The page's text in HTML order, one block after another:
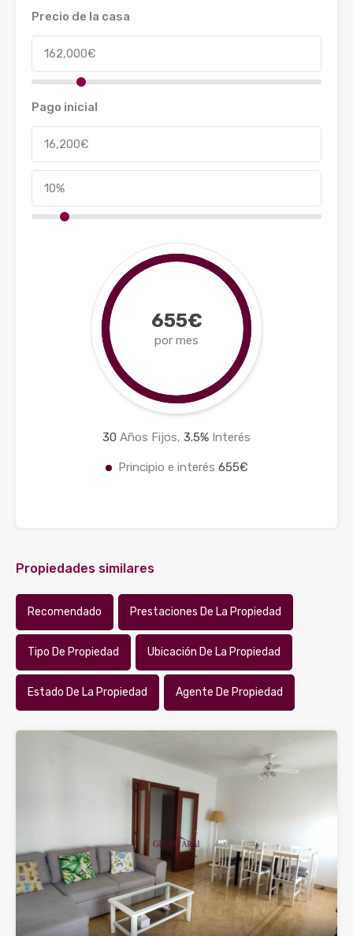
Precio de la casa
Pago inicial
655€
por mes
30 Años Fijos, 3.5% Interés
Principio e interés 655€
Propiedades similares
Recomendado Prestaciones De La Propiedad
Tipo De Propiedad Ubicación De La Propiedad
Estado De La Propiedad Agente De Propiedad